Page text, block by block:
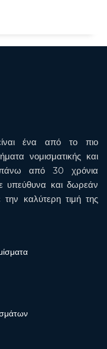
ένα από το πιο
νομισματικής και
από 30 χρόνια
υπεύθυνα και δωρεάν
καλύτερη τιμή της